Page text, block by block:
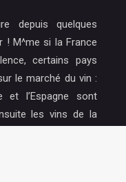
depuis quelques
! M^me si la France
certains pays
le marché du vin :
et l’Espagne sont
les vins de la